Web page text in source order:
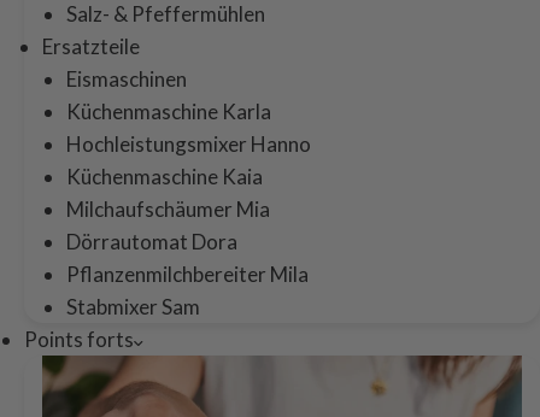
Salz- & Pfeffermühlen
Ersatzteile
Eismaschinen
Küchenmaschine Karla
Hochleistungsmixer Hanno
Küchenmaschine Kaia
Milchaufschäumer Mia
Dörrautomat Dora
Pflanzenmilchbereiter Mila
Stabmixer Sam
Points forts